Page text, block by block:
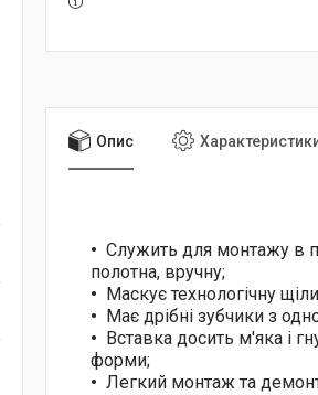
Опис
Служить для монтажу в
полотна, вручну;
Маскує технологічну
Має дрібні зубчики з
Вставка досить м'яка і
форми;
Легкий монтаж та